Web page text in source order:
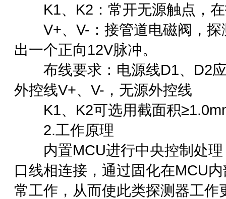
K1、K2：常开无源触点，在
V+、V-：接管道电磁阀，探
出一个正向12V脉冲。
布线要求：电源线D1、D2应
外控线V+、V-，无源外控线
K1、K2可选用截面积
2.工作原理
内置MCU进行中央控制处理
口线相连接，通过固化在MCU
常工作，从而使此类探测器工作